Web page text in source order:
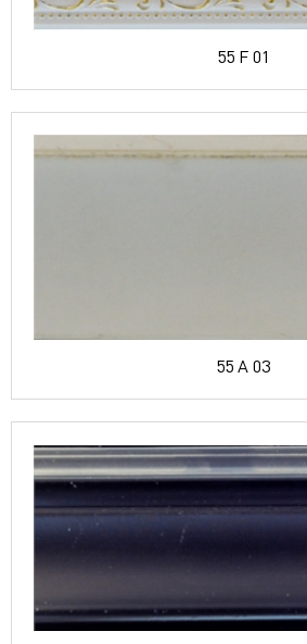
55 F 01
55 A 03